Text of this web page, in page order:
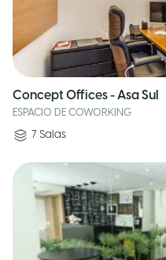
Concept Offices - Asa Sul
ESPACIO DE COWORKING
7 Salas